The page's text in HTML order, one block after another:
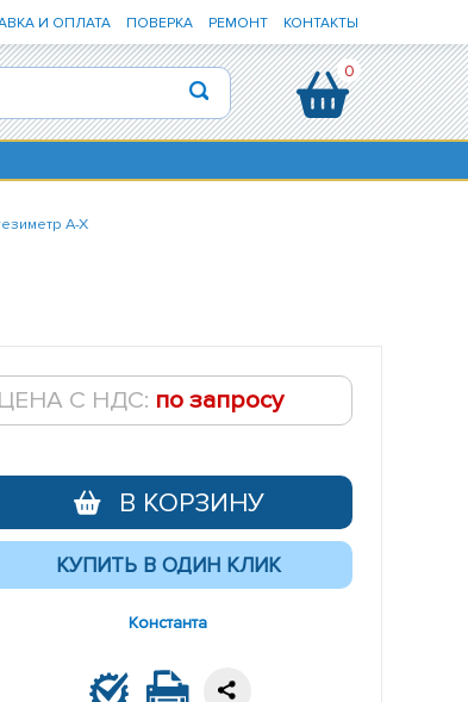
И ОПЛАТА ПОВЕРКА РЕМОНТ КОНТАКТЫ
0
А-Х
ЦЕНА С НДС: по запросу
В КОРЗИНУ
Константа